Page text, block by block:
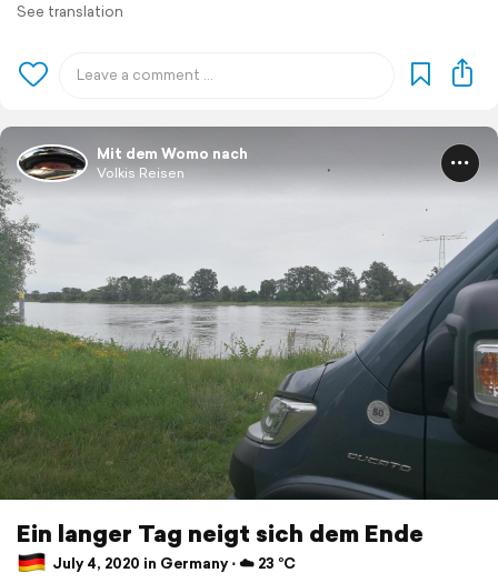
See translation
Mit dem Womo nach
Volkis Reisen
Ein langer Tag neigt sich dem Ende
July 4, 2020 in Germany ⋅ ☁️ 23 °C